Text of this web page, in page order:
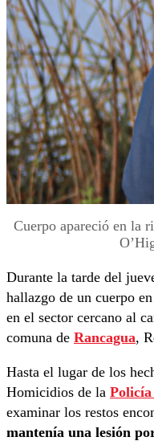
Cuerpo apareció en la
Durante la tarde del
hallazgo de un cuerpo
en el sector cercano al
comuna de Rancagua,
Hasta el lugar de los
Homicidios de la Policía
examinar los restos
mantenía una lesión